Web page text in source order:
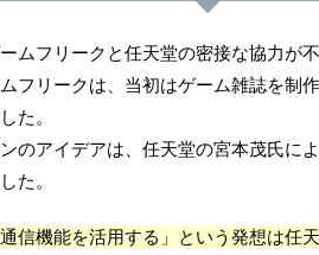
ムフリークと任天堂の密接な協力が不
フリークは、当初はゲーム雑誌を制
た。
のアイデアは、任天堂の宮本茂氏に
た。
通信機能を活用する」という発想は任